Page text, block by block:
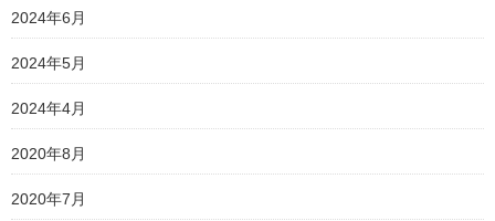
2024年6月
2024年5月
2024年4月
2020年8月
2020年7月